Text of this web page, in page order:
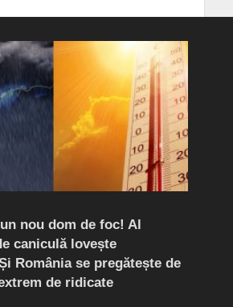
nou dom de foc! Al
caniculă lovește
România se pregătește de
de ridicate